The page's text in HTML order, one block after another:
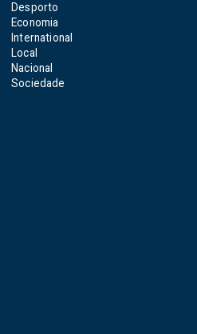
Desporto
Economia
International
Local
Nacional
Sociedade